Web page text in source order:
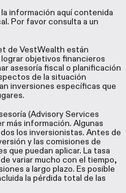
información aquí contenida
Por favor consulta a un
de VestWealth están
objetivos financieros
asesoría fiscal o planificación
de la situación
inversiones específicas que
(Advisory Services
más información. Algunas
los inversionistas. Antes de
y las comisiones de
que puedan aplicar. La tasa
variar mucho con el tiempo,
a largo plazo. Es posible
la pérdida total de las